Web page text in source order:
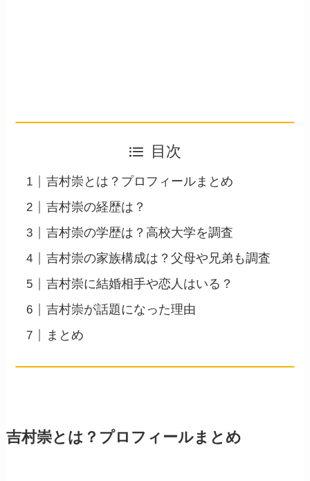
目次
吉村崇とは？プロフィールまとめ
吉村崇の経歴は？
吉村崇の学歴は？高校大学を調査
吉村崇の家族構成は？父母や兄弟も調査
吉村崇に結婚相手や恋人はいる？
吉村崇が話題になった理由
まとめ
吉村崇とは？プロフィールまとめ